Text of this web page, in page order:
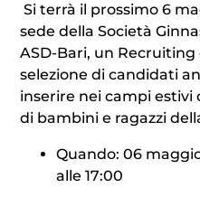
Si terrà il prossimo 6
sede della Società
ASD-Bari, un
selezione di candidati
inserire nei campi estivi
di bambini e ragazzi
Quando: 06
alle 17:00